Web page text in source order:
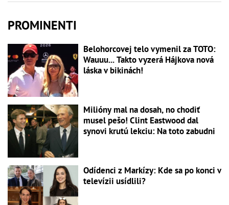
PROMINENTI
Belohorcovej telo vymenil za TOTO:
Wauuu... Takto vyzerá Hájkova nová
láska v bikinách!
Milióny mal na dosah, no chodiť
musel pešo! Clint Eastwood dal
synovi krutú lekciu: Na toto zabudni
Odídenci z Markízy: Kde sa po konci v
televízii usídlili?